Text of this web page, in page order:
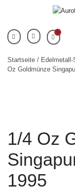
0
Startseite / Edelmetall-
Oz Goldmünze
1/4 Oz
1995